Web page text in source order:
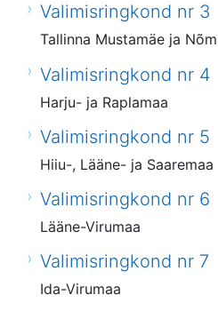
Valimisringkond nr 3
Tallinna Mustamäe ja
Valimisringkond nr 4
Harju- ja Raplamaa
Valimisringkond nr 5
Hiiu-, Lääne- ja Saaremaa
Valimisringkond nr 6
Lääne-Virumaa
Valimisringkond nr 7
Ida-Virumaa